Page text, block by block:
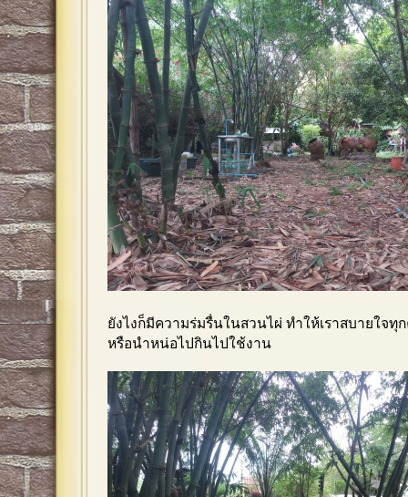
ยังไงก็มีความร่มรื่นในสวนไผ่ ทำให้เราสบายใจทุ
หรือนำหน่อไปกินไปใช้งาน